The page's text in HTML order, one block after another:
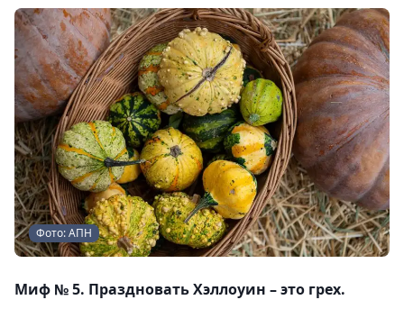
Фото: АПН
Миф № 5. Праздновать Хэллоуин – это грех.